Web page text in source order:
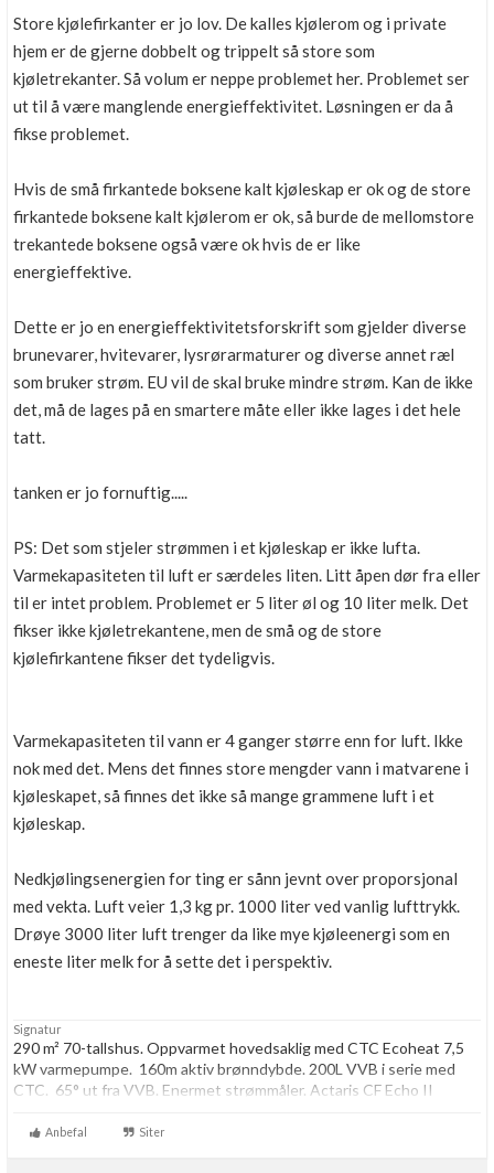
Store kjølefirkanter er jo lov. De kalles kjølerom og i private
hjem er de gjerne dobbelt og trippelt så store som
kjøletrekanter. Så volum er neppe problemet her. Problemet ser
ut til å være manglende energieffektivitet. Løsningen er da å
fikse problemet.
Hvis de små firkantede boksene kalt kjøleskap er ok og de store
firkantede boksene kalt kjølerom er ok, så burde de mellomstore
trekantede boksene også være ok hvis de er like
energieffektive.
Dette er jo en energieffektivitetsforskrift som gjelder diverse
brunevarer, hvitevarer, lysrørarmaturer og diverse annet ræl
som bruker strøm. EU vil de skal bruke mindre strøm. Kan de ikke
det, må de lages på en smartere måte eller ikke lages i det hele
tatt.
tanken er jo fornuftig.....
PS: Det som stjeler strømmen i et kjøleskap er ikke lufta.
Varmekapasiteten til luft er særdeles liten. Litt åpen dør fra eller
til er intet problem. Problemet er 5 liter øl og 10 liter melk. Det
fikser ikke kjøletrekantene, men de små og de store
kjølefirkantene fikser det tydeligvis.
Varmekapasiteten til vann er 4 ganger større enn for luft. Ikke
nok med det. Mens det finnes store mengder vann i matvarene i
kjøleskapet, så finnes det ikke så mange grammene luft i et
kjøleskap.
Nedkjølingsenergien for ting er sånn jevnt over proporsjonal
med vekta. Luft veier 1,3 kg pr. 1000 liter ved vanlig lufttrykk.
Drøye 3000 liter luft trenger da like mye kjøleenergi som en
eneste liter melk for å sette det i perspektiv.
Signatur
290 m² 70-tallshus. Oppvarmet hovedsaklig med CTC Ecoheat 7,5
kW varmepumpe. 160m aktiv brønndybde. 200L VVB i serie med
CTC. 65° ut fra VVB. Enermet strømmåler. Actaris CF Echo II
Anbefal Siter